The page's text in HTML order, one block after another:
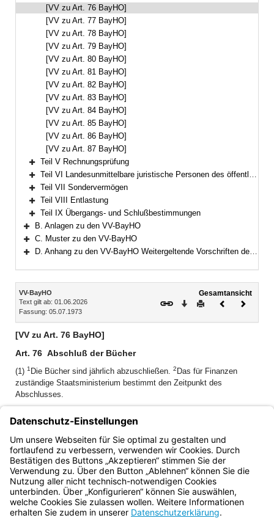
[VV zu Art. 76 BayHO]
[VV zu Art. 77 BayHO]
[VV zu Art. 78 BayHO]
[VV zu Art. 79 BayHO]
[VV zu Art. 80 BayHO]
[VV zu Art. 81 BayHO]
[VV zu Art. 82 BayHO]
[VV zu Art. 83 BayHO]
[VV zu Art. 84 BayHO]
[VV zu Art. 85 BayHO]
[VV zu Art. 86 BayHO]
[VV zu Art. 87 BayHO]
Bereich erweitern
Teil V Rechnungsprüfung
Bereich erweitern
Teil VI Landesunmittelbare juristische Personen des öffentlichen Rechts
Bereich erweitern
Teil VII Sondervermögen
Bereich erweitern
Teil VIII Entlastung
Bereich erweitern
Teil IX Übergangs- und Schlußbestimmungen
Bereich erweitern
B. Anlagen zu den VV-BayHO
Bereich erweitern
C. Muster zu den VV-BayHO
D. Anhang zu den VV-BayHO Weitergeltende Vorschriften der RWB
Inhalt
VV-BayHO
Text gilt ab: 01.06.2026
Fassung: 05.07.1973
Gesamtansicht
Download
DruckenVorheriges
[VV zu Art. 76 BayHO]
Art. 76 Abschluß der Bücher
(1) 1 Die Bücher sind jährlich abzuschließen. 2 Das für Finanzen
zuständige Staatsministerium bestimmt den Zeitpunkt des
Abschlusses.
Ausgaben nicht mehr für den abgelaufenen Zeitraum gebucht
werden.
(Vgl. auch Art. 72, 80.)
Bayern.de
BayernPortal